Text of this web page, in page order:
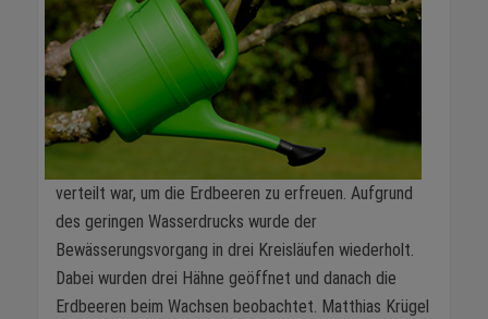
verteilt war, um die Erdbeeren zu erfreuen. Aufgrund
des geringen Wasserdrucks wurde der
Bewässerungsvorgang in drei Kreisläufen wiederholt.
Dabei wurden drei Hähne geöffnet und danach die
Erdbeeren beim Wachsen beobachtet. Matthias Krügel